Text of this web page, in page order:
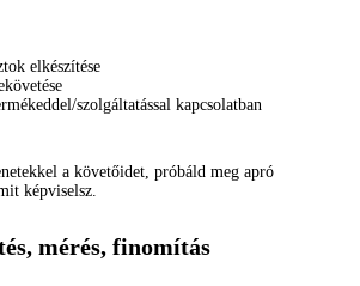
elkészítése
szolgáltatással kapcsolatban
a követőidet, próbáld meg apró
képviselsz.
mérés, finomítás